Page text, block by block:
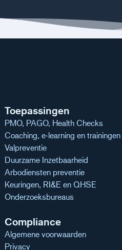
Toepassingen
PMO, PAGO, Health Checks
Coaching, e-learning en trainingen
Valpreventie
Duurzame Inzetbaarheid
Arbodiensten preventie
Keuringen, RI&E en QHSE
Onderzoeksbureaus
Compliance
Algemene voorwaarden
Privacy